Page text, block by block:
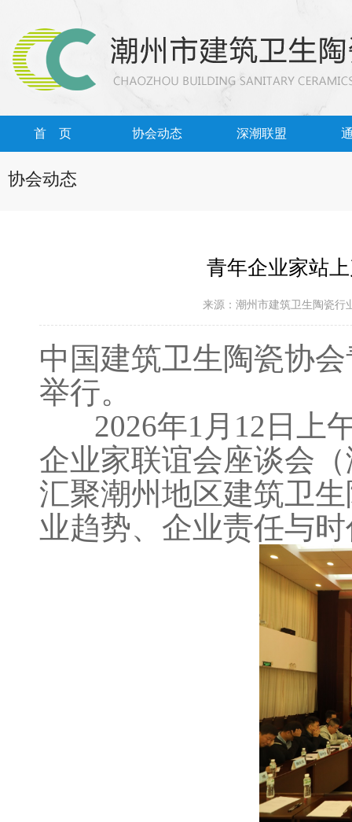
首 页 协会动态 深潮联盟
协会动态
青年企业家站
来源：潮州市建筑卫生陶
中国建筑卫生陶瓷协
举行。
2026年1月12日上午
企业家联谊会座谈会
汇聚潮州地区建筑卫
业趋势、企业责任与